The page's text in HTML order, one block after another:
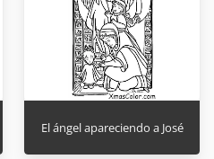
El ángel apareciendo a José